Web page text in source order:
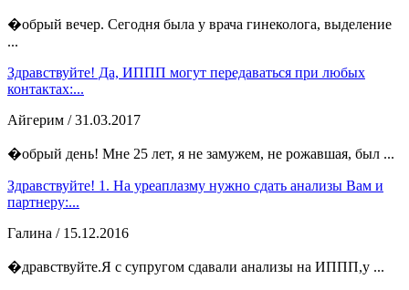
�обрый вечер. Сегодня была у врача гинеколога, выделение
...
Здравствуйте! Да, ИППП могут передаваться при любых
контактах:...
Айгерим / 31.03.2017
�обрый день! Мне 25 лет, я не замужем, не рожавшая, был ...
Здравствуйте! 1. На уреаплазму нужно сдать анализы Вам и
партнеру:...
Галина / 15.12.2016
�дравствуйте.Я с супругом сдавали анализы на ИППП,у ...